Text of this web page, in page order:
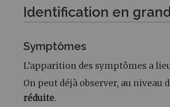
Identification en
Symptômes
L’apparition des symptômes a
On peut déjà observer, au niveau
réduite.